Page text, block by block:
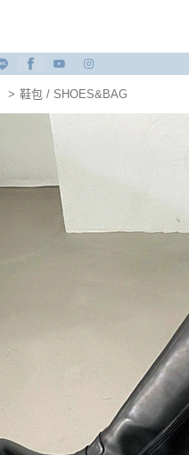
> 鞋包 / SHOES&BAG